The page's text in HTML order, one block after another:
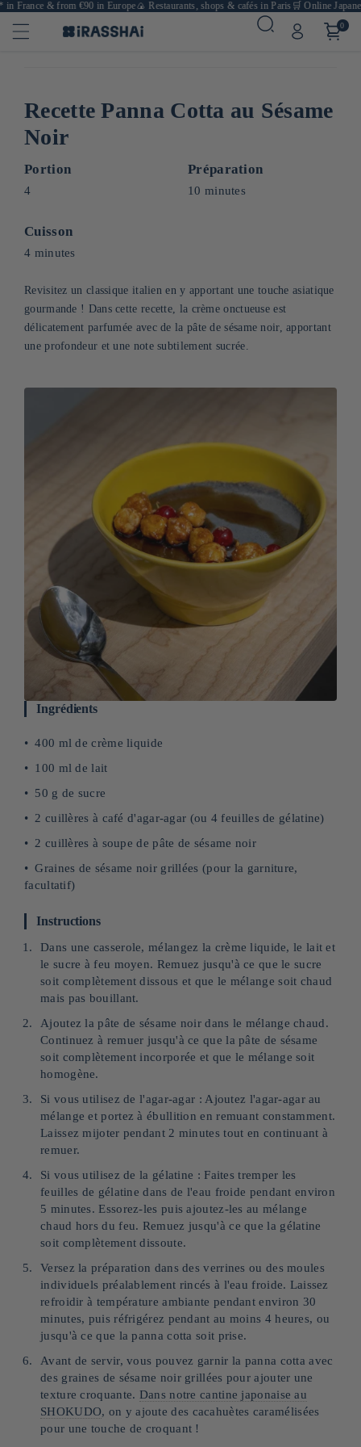
France & from €90 in Europe🍙 Restaurants, shops & cafés in Paris🛒 Online
0
Recette Panna Cotta au Sésame
Noir
Portion
4
Préparation
10 minutes
Cuisson
4 minutes
Revisitez un classique italien en y apportant une touche asiatique
gourmande ! Dans cette recette, la crème onctueuse est
délicatement parfumée avec de la pâte de sésame noir, apportant
une profondeur et une note subtilement sucrée.
Ingrédients
400 ml de crème liquide
100 ml de lait
50 g de sucre
2 cuillères à café d'agar-agar (ou 4 feuilles de gélatine)
2 cuillères à soupe de pâte de sésame noir
Graines de sésame noir grillées (pour la garniture,
facultatif)
Instructions
Dans une casserole, mélangez la crème liquide, le lait et
le sucre à feu moyen. Remuez jusqu'à ce que le sucre
soit complètement dissous et que le mélange soit chaud
mais pas bouillant.
Ajoutez la pâte de sésame noir dans le mélange chaud.
Continuez à remuer jusqu'à ce que la pâte de sésame
soit complètement incorporée et que le mélange soit
homogène.
Si vous utilisez de l'agar-agar : Ajoutez l'agar-agar au
mélange et portez à ébullition en remuant constamment.
Laissez mijoter pendant 2 minutes tout en continuant à
remuer.
Si vous utilisez de la gélatine : Faites tremper les
feuilles de gélatine dans de l'eau froide pendant environ
5 minutes. Essorez-les puis ajoutez-les au mélange
chaud hors du feu. Remuez jusqu'à ce que la gélatine
soit complètement dissoute.
Versez la préparation dans des verrines ou des moules
individuels préalablement rincés à l'eau froide. Laissez
refroidir à température ambiante pendant environ 30
minutes, puis réfrigérez pendant au moins 4 heures, ou
jusqu'à ce que la panna cotta soit prise.
Avant de servir, vous pouvez garnir la panna cotta avec
des graines de sésame noir grillées pour ajouter une
texture croquante. Dans notre cantine japonaise au
SHOKUDO, on y ajoute des cacahuètes caramélisées
pour une touche de croquant !